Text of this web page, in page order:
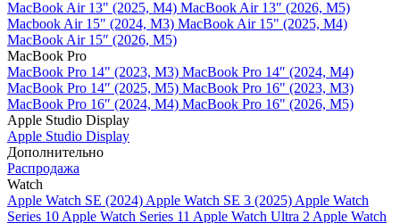
MacBook Air 13" (2025, M4) MacBook Air 13″ (2026, M5)
Macbook Air 15" (2024, M3) MacBook Air 15" (2025, M4)
MacBook Air 15″ (2026, M5)
MacBook Pro
MacBook Pro 14" (2023, M3) MacBook Pro 14″ (2024, M4)
MacBook Pro 14″ (2025, M5) MacBook Pro 16" (2023, M3)
MacBook Pro 16″ (2024, M4) MacBook Pro 16" (2026, M5)
Apple Studio Display
Apple Studio Display
Дополнительно
Распродажа
Watch
Apple Watch SE (2024) Apple Watch SE 3 (2025) Apple Watch
Series 10 Apple Watch Series 11 Apple Watch Ultra 2 Apple Watch